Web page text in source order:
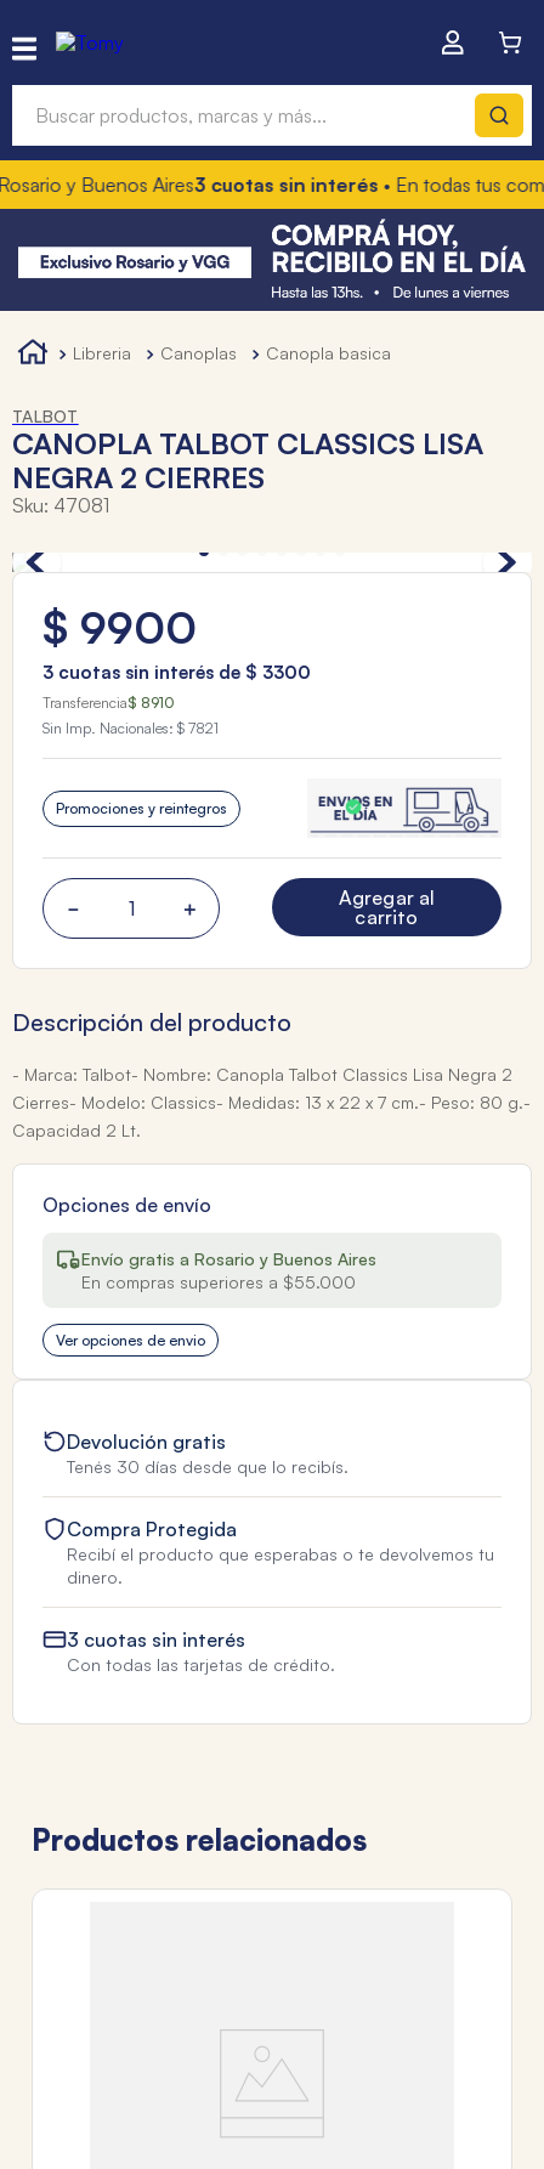
y Buenos Aires3 cuotas sin interés• En todas tus
libreria canoplas canopla basica
TALBOT
CANOPLA TALBOT CLASSICS LISA
NEGRA 2 CIERRES
Sku: 47081
$ 9900
3 cuotas sin interés de $ 3300
Transferencia$ 8910
Sin Imp. Nacionales: $ 7821
Promociones y reintegros
＋
－
Agregar al
carrito
Descripción del producto
- Marca: Talbot- Nombre: Canopla Talbot Classics Lisa Negra 2
Cierres- Modelo: Classics- Medidas: 13 x 22 x 7 cm.- Peso: 80 g.-
Capacidad 2 Lt.
Opciones de envío
Envío gratis a Rosario y Buenos Aires
En compras superiores a $55.000
Ver opciones de envio
Devolución gratis
Tenés 30 días desde que lo recibís.
Compra Protegida
Recibí el producto que esperabas o te devolvemos tu
dinero.
3 cuotas sin interés
Con todas las tarjetas de crédito.
Productos relacionados
Términos más buscados
1.
hot wheels
3